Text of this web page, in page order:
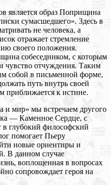
является образ Поприщина
сумасшедшего». Здесь в
не человека, а
отражает стремление
своего положения.
собеседником, с которым
чувство отчуждения. Таким
собой в письменной форме,
путь внутрь своей
приближается к истине.
и мир» мы встречаем другого
— Каменное Сердце, с
в глубокий философский
помогает Пьеру
новые ориентиры и
В данном случае
воплощенная в вопросах
сопровождает героя на